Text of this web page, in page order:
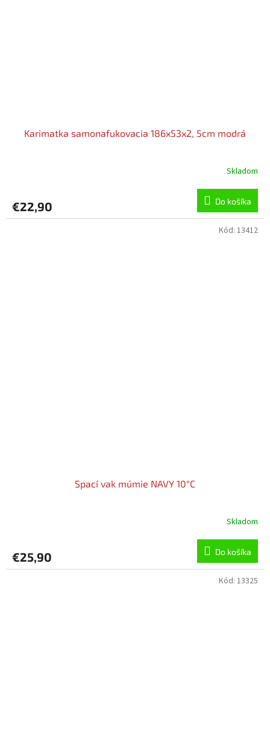
Karimatka samonafukovacia 186x53x2, 5cm modrá
Skladom
€22,90 Do košíka
Spací vak múmie NAVY 10°C
Skladom
€25,90 Do košíka
Kód: 13412
Kód: 13325